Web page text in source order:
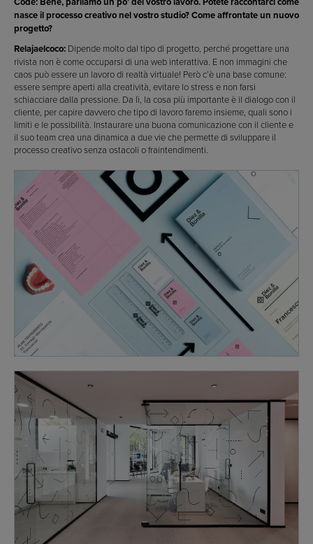
nasce il processo creativo nel vostro studio? Come affrontate un nuovo
progetto?
Relajaelcoco: Dipende molto dal tipo di progetto, perché progettare una
rivista non è come occuparsi di una web interattiva. E non immagini che
caos può essere un lavoro di realtà virtuale! Però c’è una base comune:
essere sempre aperti alla creatività, evitare lo stress e non farsi
schiacciare dalla pressione. Da lì, la cosa più importante è il dialogo con il
cliente, per capire davvero che tipo di lavoro faremo insieme, quali sono i
limiti e le possibilità. Instaurare una buona comunicazione con il cliente e
il suo team crea una dinamica a due vie che permette di sviluppare il
processo creativo senza ostacoli o fraintendimenti.